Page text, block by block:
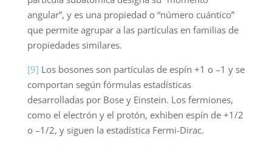
angular”, y es una propiedad o “número cuántico”
que permite agrupar a las partículas en familias de
propiedades similares.
[9] Los bosones son partículas de espín +1 o –1 y se
comportan según fórmulas estadísticas
desarrolladas por Bose y Einstein. Los fermiones,
como el electrón y el protón, exhiben espín de +1/2
o –1/2, y siguen la estadística Fermi-Dirac.